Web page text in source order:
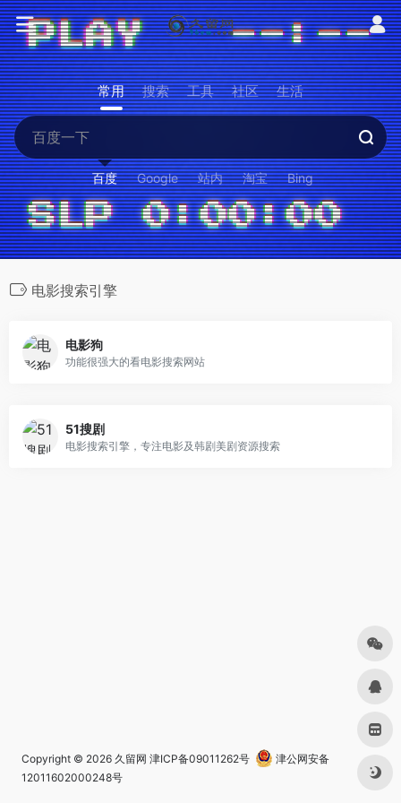
常用 搜索 工具 社区 生活
百度 Google 站内 淘宝 Bing
电影搜索引擎
电影狗
功能很强大的看电影搜索网站
51搜剧
电影搜索引擎，专注电影及韩剧美剧资源搜索
Copyright © 2026 久留网 津ICP备09011262号
津公网安备
12011602000248号